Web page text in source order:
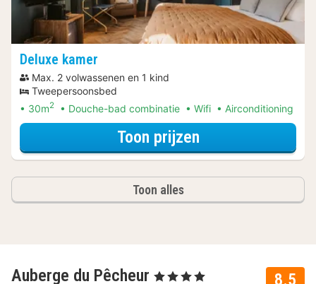
Deluxe kamer
Max. 2 volwassenen en 1 kind
Tweepersoonsbed
30m2 Douche-bad combinatie Wifi Airconditioning
Toon prijzenvoor Deluxe
Toon alles
8.5
Auberge du Pêcheur , 4 Sterren